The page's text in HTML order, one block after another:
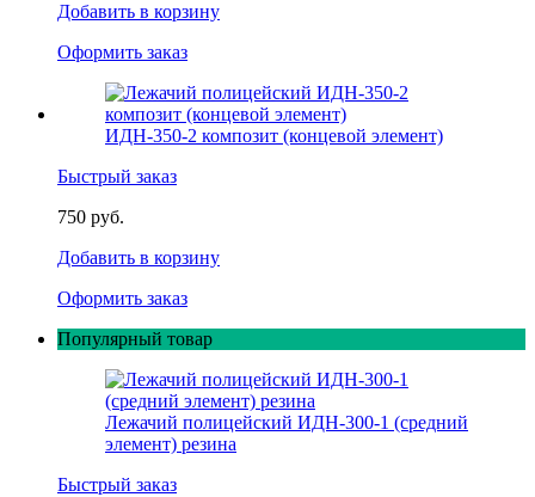
Добавить в корзину
Оформить заказ
ИДН-350-2 композит (концевой элемент)
Быстрый заказ
750 руб.
Добавить в корзину
Оформить заказ
Популярный товар
Лежачий полицейский ИДН-300-1 (средний
элемент) резина
Быстрый заказ